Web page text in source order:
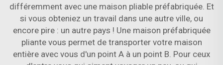
différemment avec une maison pliable préfabriquée. Et
si vous obteniez un travail dans une autre ville, ou
encore pire : un autre pays ! Une maison préfabriquée
pliante vous permet de transporter votre maison
entière avec vous d'un point A à un point B. Pour ceux